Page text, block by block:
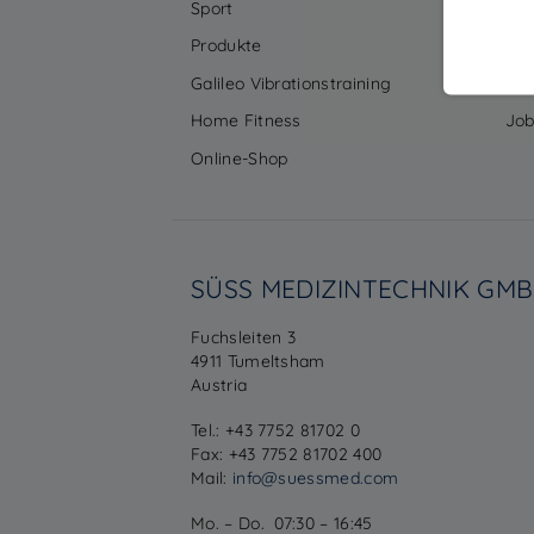
Sport
Produkte
Galileo Vibrationstraining
Home Fitness
Online-Shop
SÜSS MEDIZINTECHNIK
Fuchsleiten 3
4911 Tumeltsham
Austria
Tel.: +43 7752 81702 0
Fax: +43 7752 81702 400
Mail: info@suessmed.com
Mo. – Do. 07:30 – 16:45